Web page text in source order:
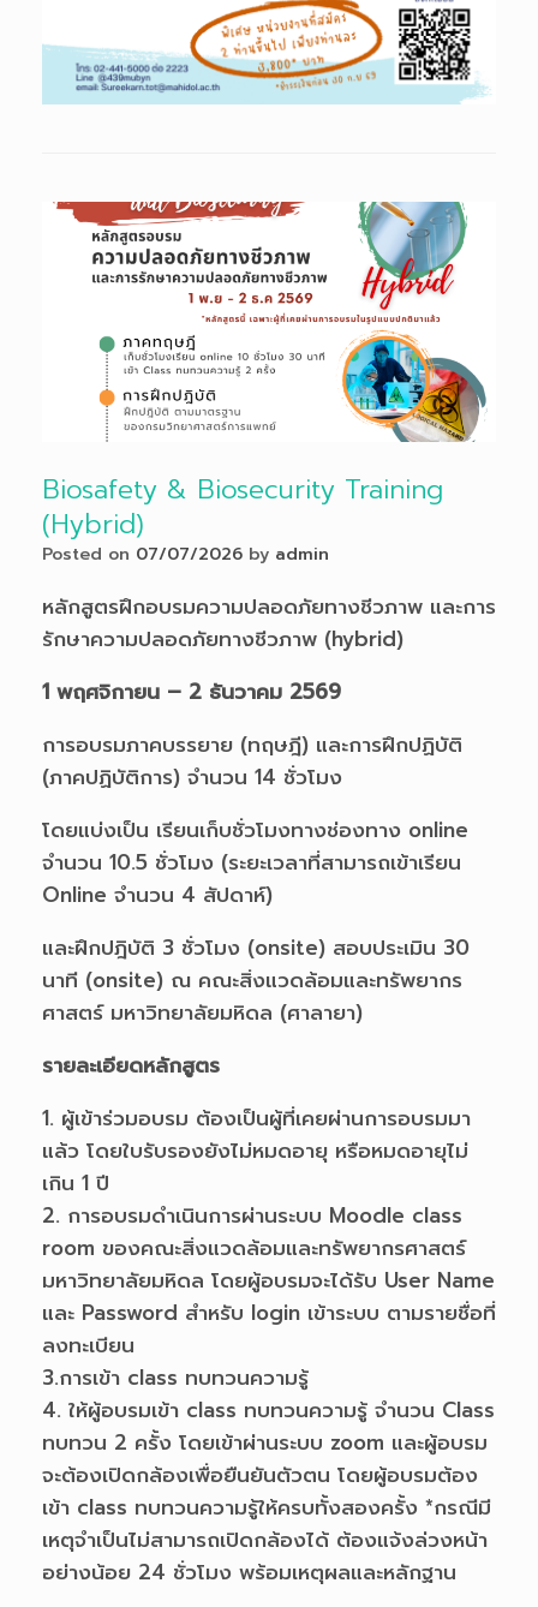
Biosafety & Biosecurity Training
(Hybrid)
Posted on 07/07/2026 by admin
หลักสูตรฝึกอบรมความปลอดภัยทางชีวภาพ และการ
รักษาความปลอดภัยทางชีวภาพ (hybrid)
1 พฤศจิกายน – 2 ธันวาคม 2569
การอบรมภาคบรรยาย (ทฤษฎี) และการฝึกปฏิบัติ
(ภาคปฏิบัติการ) จำนวน 14 ชั่วโมง
โดยแบ่งเป็น เรียนเก็บชั่วโมงทางช่องทาง online
จำนวน 10.5 ชั่วโมง (ระยะเวลาที่สามารถเข้าเรียน
Online จำนวน 4 สัปดาห์)
และฝึกปฎิบัติ 3 ชั่วโมง (onsite) สอบประเมิน 30
นาที (onsite) ณ คณะสิ่งแวดล้อมและทรัพยากร
ศาสตร์ มหาวิทยาลัยมหิดล (ศาลายา)
รายละเอียดหลักสูตร
1. ผู้เข้าร่วมอบรม ต้องเป็นผู้ที่เคยผ่านการอบรมมา
แล้ว โดยใบรับรองยังไม่หมดอายุ หรือหมดอายุไม่
เกิน 1 ปี
2. การอบรมดำเนินการผ่านระบบ Moodle class
room ของคณะสิ่งแวดล้อมและทรัพยากรศาสตร์
มหาวิทยาลัยมหิดล โดยผู้อบรมจะได้รับ User Name
และ Password สำหรับ login เข้าระบบ ตามรายชื่อที่
ลงทะเบียน
3.การเข้า class ทบทวนความรู้
4. ให้ผู้อบรมเข้า class ทบทวนความรู้ จำนวน Class
ทบทวน 2 ครั้ง โดยเข้าผ่านระบบ zoom และผู้อบรม
จะต้องเปิดกล้องเพื่อยืนยันตัวตน โดยผู้อบรมต้อง
เข้า class ทบทวนความรู้ให้ครบทั้งสองครั้ง *กรณีมี
เหตุจำเป็นไม่สามารถเปิดกล้องได้ ต้องแจ้งล่วงหน้า
อย่างน้อย 24 ชั่วโมง พร้อมเหตุผลและหลักฐาน